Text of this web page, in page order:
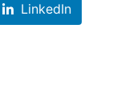
LinkedIn